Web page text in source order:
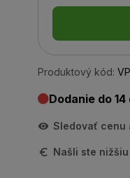
Produktový kód:
Dodanie do 14
Sledovať cenu
Našli ste